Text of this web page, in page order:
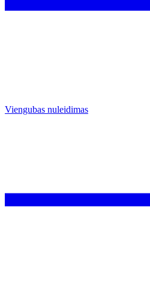
Viengubas nuleidimas